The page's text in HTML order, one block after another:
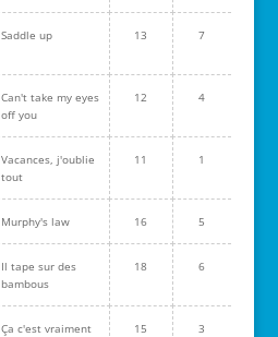
Saddle up 13 7
Can't take my eyes
off you
12 4
Vacances, j'oublie
tout
11 1
Murphy's law 16 5
Il tape sur des
bambous
18 6
Ça c'est vraiment
15 3